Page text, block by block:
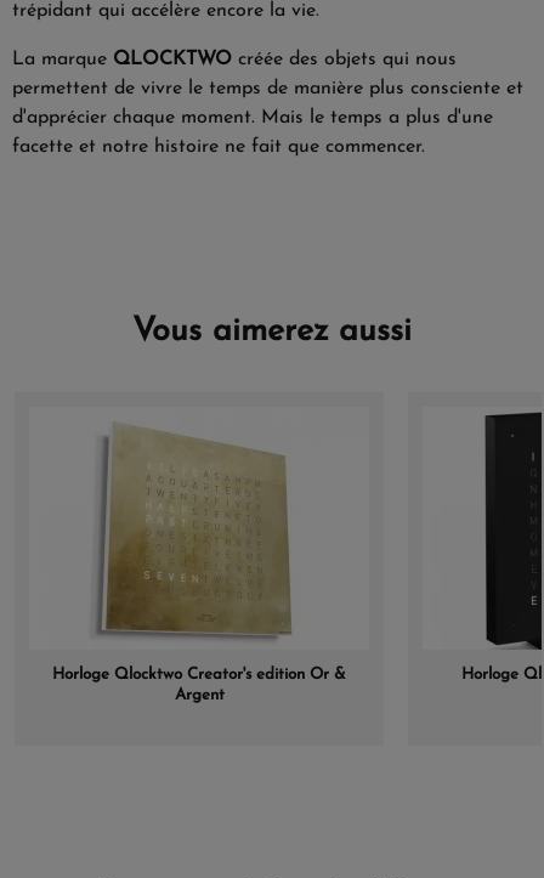
trépidant qui accélère encore la vie.
La marque QLOCKTWO créée des objets qui nous
permettent de vivre le temps de manière plus consciente et
d'apprécier chaque moment. Mais le temps a plus d'une
facette et notre histoire ne fait que commencer.
Vous aimerez aussi
Horloge Qlocktwo Creator's edition Or &
Argent
Horloge